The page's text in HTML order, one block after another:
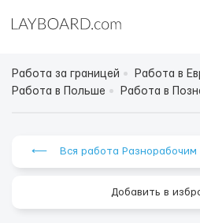
Работа за границей
Работа в
Работа в Польше
Работа в
⟵ Вся работа Разнорабочим
Добавить в